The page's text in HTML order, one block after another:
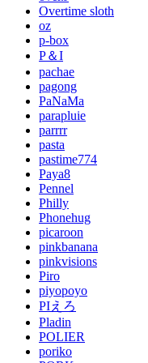
Overtime sloth
oz
p-box
P＆I
pachae
pagong
PaNaMa
parapluie
parrrr
pasta
pastime774
Paya8
Pennel
Philly
Phonehug
picaroon
pinkbanana
pinkvisions
Piro
piyopoyo
PIえろ
Pladin
POLIER
poriko